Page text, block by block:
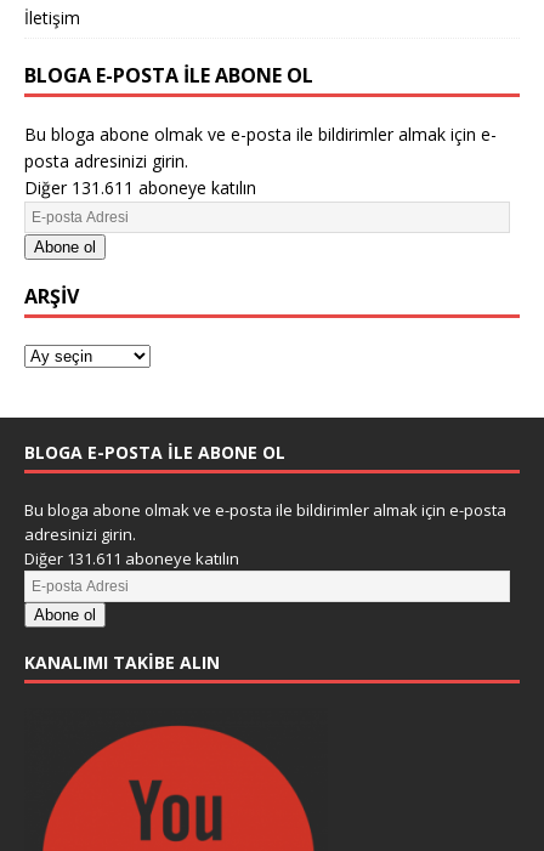
İletişim
BLOGA E-POSTA ILE ABONE OL
Bu bloga abone olmak ve e-posta ile bildirimler almak için e-
posta adresinizi girin.
Diğer 131.611 aboneye katılın
Abone ol
ARŞIV
BLOGA E-POSTA ILE ABONE OL
Bu bloga abone olmak ve e-posta ile bildirimler almak için e-posta
adresinizi girin.
Diğer 131.611 aboneye katılın
Abone ol
KANALIMI TAKIBE ALIN